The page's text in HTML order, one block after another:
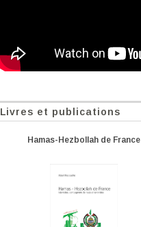
Livres et publications
Hamas-Hezbollah de France